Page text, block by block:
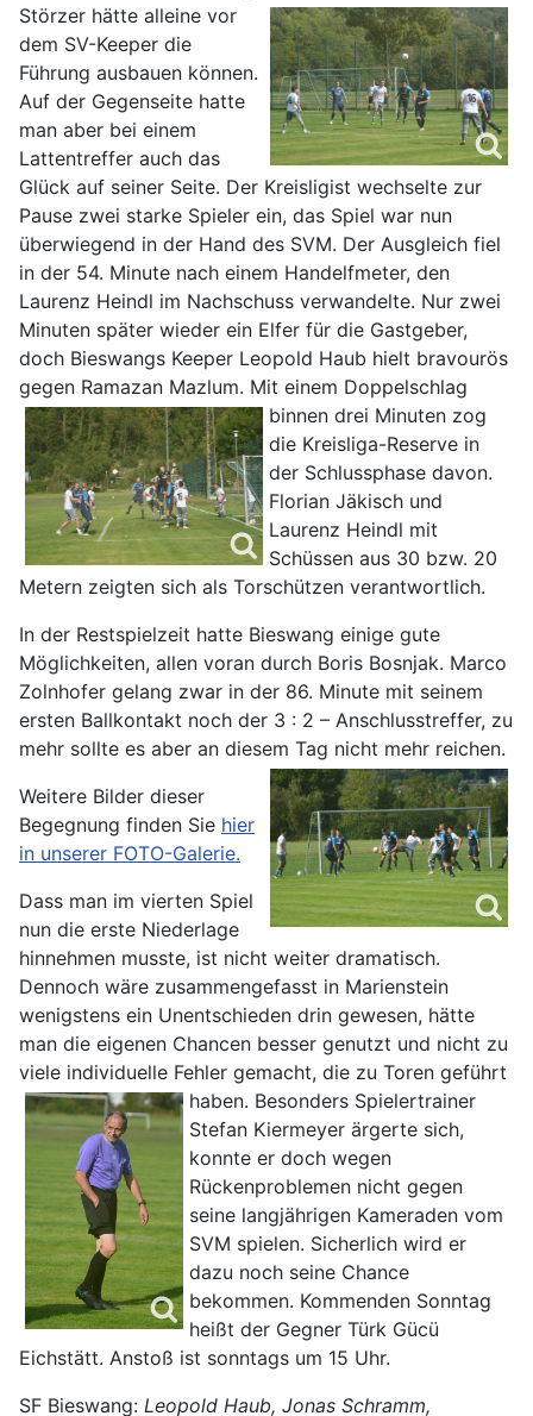
Störzer hätte alleine vor
dem SV-Keeper die
Führung ausbauen können.
Auf der Gegenseite hatte
man aber bei einem
Lattentreffer auch das
Glück auf seiner Seite. Der Kreisligist wechselte zur
Pause zwei starke Spieler ein, das Spiel war nun
überwiegend in der Hand des SVM. Der Ausgleich fiel
in der 54. Minute nach einem Handelfmeter, den
Laurenz Heindl im Nachschuss verwandelte. Nur zwei
Minuten später wieder ein Elfer für die Gastgeber,
doch Bieswangs Keeper Leopold Haub hielt bravourös
gegen Ramazan Mazlum. Mit einem Doppelschlag
binnen drei Minuten zog
die Kreisliga-Reserve in
der Schlussphase davon.
Florian Jäkisch und
Laurenz Heindl mit
Schüssen aus 30 bzw. 20
Metern zeigten sich als Torschützen verantwortlich.
In der Restspielzeit hatte Bieswang einige gute
Möglichkeiten, allen voran durch Boris Bosnjak. Marco
Zolnhofer gelang zwar in der 86. Minute mit seinem
ersten Ballkontakt noch der 3 : 2 – Anschlusstreffer, zu
mehr sollte es aber an diesem Tag nicht mehr reichen.
Weitere Bilder dieser
Begegnung finden Sie hier
in unserer FOTO-Galerie.
Dass man im vierten Spiel
nun die erste Niederlage
hinnehmen musste, ist nicht weiter dramatisch.
Dennoch wäre zusammengefasst in Marienstein
wenigstens ein Unentschieden drin gewesen, hätte
man die eigenen Chancen besser genutzt und nicht zu
viele individuelle Fehler gemacht, die zu Toren geführt
haben. Besonders Spielertrainer
Stefan Kiermeyer ärgerte sich,
konnte er doch wegen
Rückenproblemen nicht gegen
seine langjährigen Kameraden vom
SVM spielen. Sicherlich wird er
dazu noch seine Chance
bekommen. Kommenden Sonntag
heißt der Gegner Türk Gücü
Eichstätt. Anstoß ist sonntags um 15 Uhr.
SF Bieswang: Leopold Haub, Jonas Schramm,